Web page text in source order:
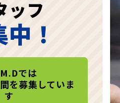
ッフ
！
では
を募集していま
す